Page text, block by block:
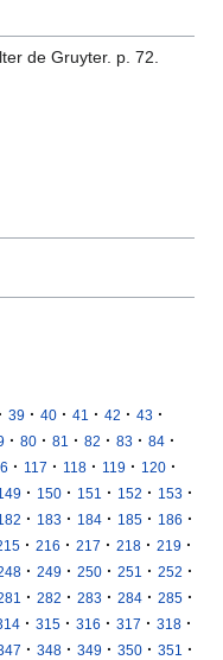
de Gruyter. p. 72.
· 39 · 40 · 41 · 42 · 43 ·
· 80 · 81 · 82 · 83 · 84 ·
· 117 · 118 · 119 · 120 ·
· 150 · 151 · 152 · 153 ·
· 183 · 184 · 185 · 186 ·
· 216 · 217 · 218 · 219 ·
· 249 · 250 · 251 · 252 ·
· 282 · 283 · 284 · 285 ·
· 315 · 316 · 317 · 318 ·
· 348 · 349 · 350 · 351 ·